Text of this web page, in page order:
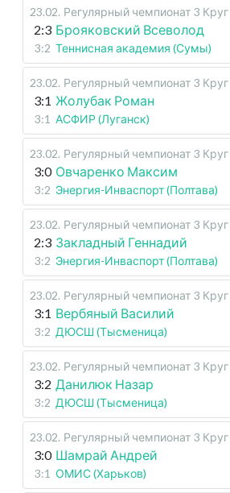
23.02. Регулярный чемпионат 3 Круг
2:3 Брояковский Всеволод
3:2 Теннисная академия (Сумы)
23.02. Регулярный чемпионат 3 Круг
3:1 Жолубак Роман
3:1 АСФИР (Луганск)
23.02. Регулярный чемпионат 3 Круг
3:0 Овчаренко Максим
3:2 Энергия-Инваспорт (Полтава)
23.02. Регулярный чемпионат 3 Круг
2:3 Закладный Геннадий
3:2 Энергия-Инваспорт (Полтава)
23.02. Регулярный чемпионат 3 Круг
3:1 Вербяный Василий
3:2 ДЮСШ (Тысменица)
23.02. Регулярный чемпионат 3 Круг
3:2 Данилюк Назар
3:2 ДЮСШ (Тысменица)
23.02. Регулярный чемпионат 3 Круг
3:0 Шамрай Андрей
3:1 ОМИС (Харьков)